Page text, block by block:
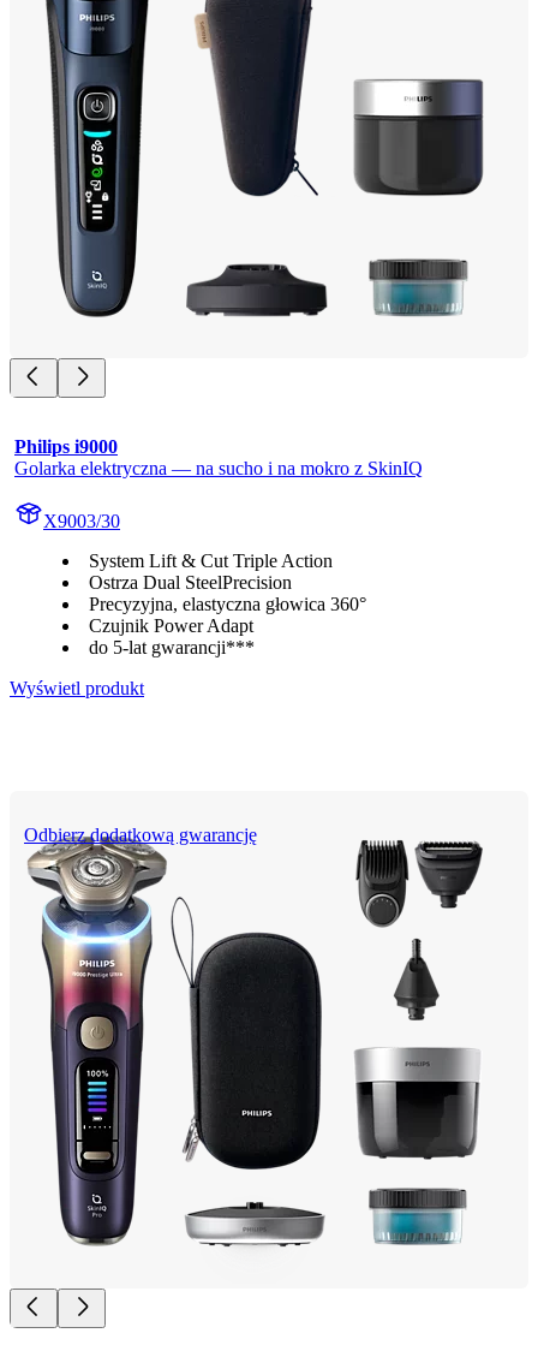
Philips i9000
Golarka elektryczna — na sucho i na mokro z SkinIQ
X9003/30
System Lift & Cut Triple Action
Ostrza Dual SteelPrecision
Precyzyjna, elastyczna głowica 360°
Czujnik Power Adapt
do 5-lat gwarancji***
Wyświetl produkt
Odbierz dodatkową gwarancję